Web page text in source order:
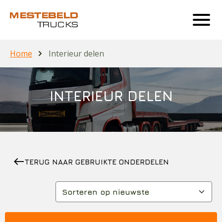
Home Interieur delen
INTERIEUR DELEN
westTERUG NAAR GEBRUIKTE ONDERDELEN